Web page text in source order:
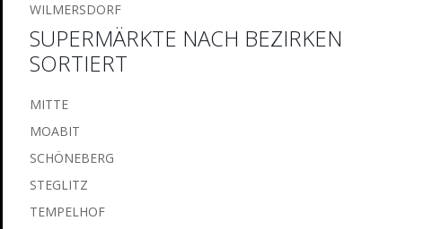
WILMERSDORF
SUPERMÄRKTE NACH BEZIRKEN
SORTIERT
MITTE
MOABIT
SCHÖNEBERG
STEGLITZ
TEMPELHOF